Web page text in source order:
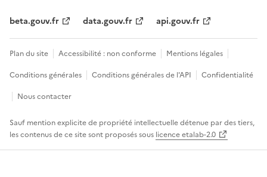
beta.gouv.fr data.gouv.fr api.gouv.fr
Plan du site Accessibilité : non conforme
Mentions légales
Conditions générales
Conditions générales de l'API
Confidentialité
Nous contacter
Sauf mention explicite de propriété intellectuelle détenue par des tiers,
les contenus de ce site sont proposés sous licence etalab-2.0